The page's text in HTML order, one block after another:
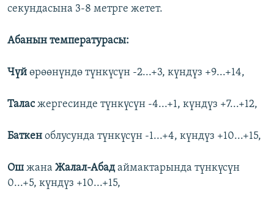
ЭЖЕ-СИҢДИЛЕР
АЗАТТЫК+
ОНЛАЙН ШЕРИНЕ
секундасына 3-8 метрге жетет.
Абанын температурасы:
Чүй өрөөнүндө түнкүсүн -2...+3, күндүз +9...+14,
Таласжергесинде түнкүсүн -4...+1, күндүз +7...+12,
Баткен облусунда түнкүсүн -1...+4, күндүз +10...+15,
Ош жана Жалал-Абадаймактарында түнкүсүн
0...+5, күндүз +10...+15,